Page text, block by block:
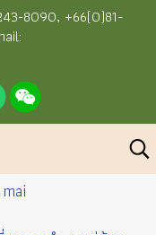
8090, +66(0)81-